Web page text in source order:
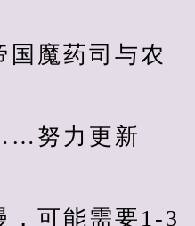
魔药司与农
努力更新
可能需要1-3